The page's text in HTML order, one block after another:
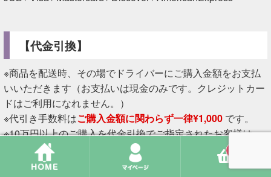
【代金引換】
※商品を配送時、その場でドライバーにご購入金額をお支払
いいただきます（お支払いは現金のみです。クレジットカー
ドはご利用になれません。）
※代引き手数料はご購入金額に関わらず一律¥1,000です。
※10万円以上のご購入を代金引換でご指定されたお客様は、
発送前に当店より購入確認のご連絡をさせていただく場合が
ございます。